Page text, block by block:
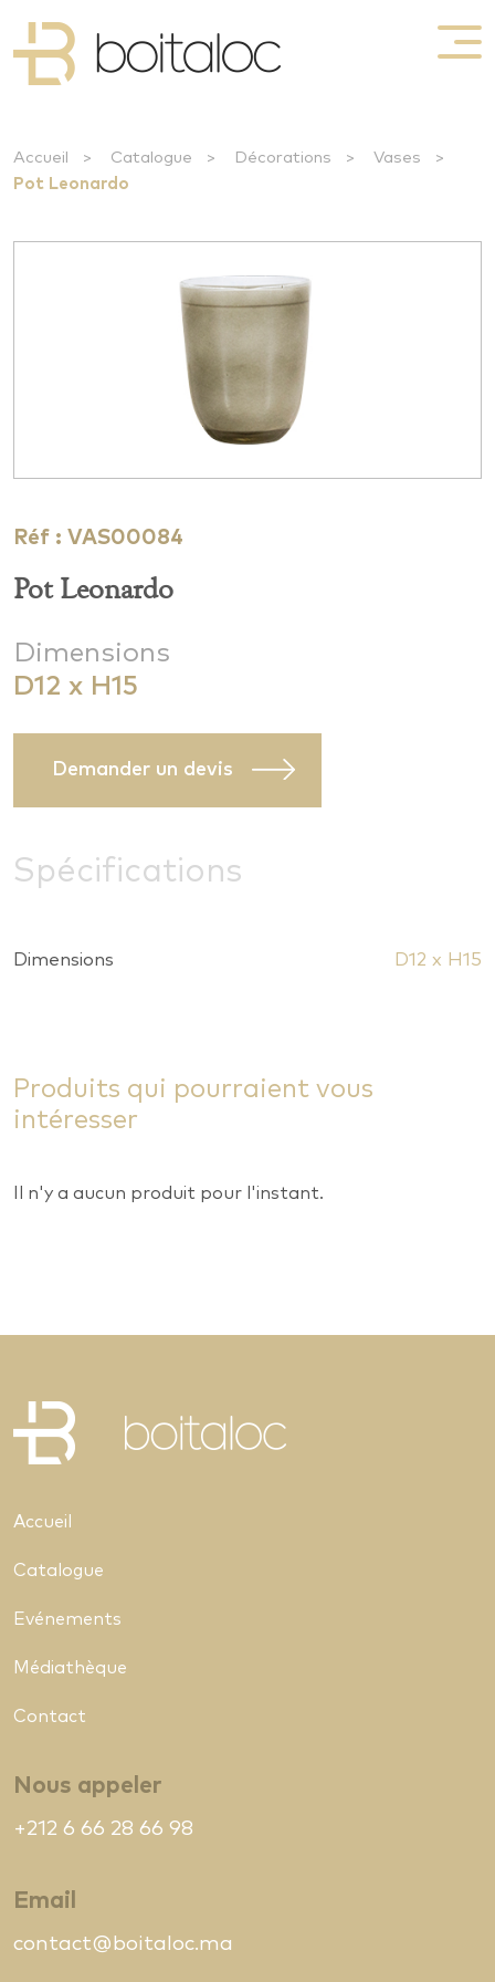
Accueil > Catalogue > Décorations > Vases
>
Pot Leonardo
Réf : VAS00084
Pot Leonardo
Dimensions
D12 x H15
Demander un devis
Spécifications
Dimensions D12 x H15
Produits qui pourraient vous
intéresser
Il n'y a aucun produit pour l'instant.
Accueil
Catalogue
Evénements
Médiathèque
Contact
Nous appeler
+212 6 66 28 66 98
Email
contact@boitaloc.ma